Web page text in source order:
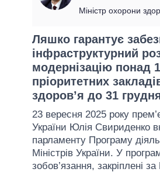
ОГЛЯДИ
ПРЕЗИДЕНТ І ОФІС
КАБІНЕТ МІНІСТРІВ
ГОЛОВИ
МЕРИ МІСТ
ВСІ ПЕРСОНИ
ВІДЕО
ПОРІВНЯННЯ
Міністр охорони
Ляшко гарантує
інфраструктурний
модернізацію понад
пріоритетних
здоров’я до 31
23 вересня 2025 року
України Юлія Свириденко
парламенту Програму
Міністрів України. У
зобов’язання, закріплені